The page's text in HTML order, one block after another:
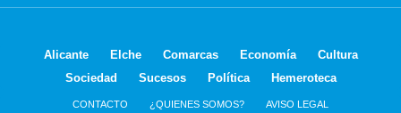
Alicante Elche Comarcas Economía
Cultura
Sociedad
Sucesos Política Hemeroteca
CONTACTO ¿QUIENES SOMOS? AVISO LEGAL